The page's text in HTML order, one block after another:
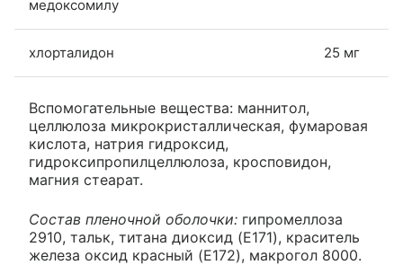
медоксомилу
хлорталидон 25 мг
Вспомогательные вещества: маннитол,
целлюлоза микрокристаллическая, фумаровая
кислота, натрия гидроксид,
гидроксипропилцеллюлоза, кросповидон,
магния стеарат.
Состав пленочной оболочки: гипромеллоза
2910, тальк, титана диоксид (E171), краситель
железа оксид красный (E172), макрогол 8000.